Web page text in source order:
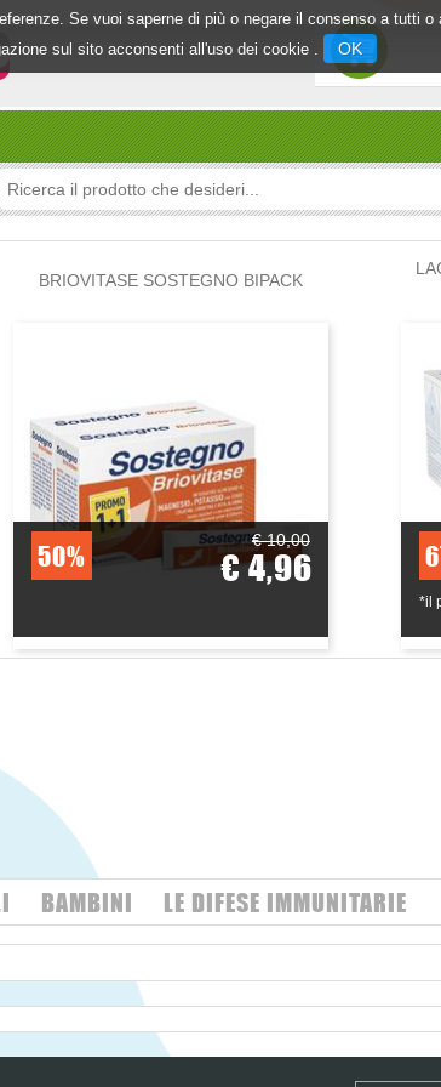
Se vuoi saperne di più o negare il consenso a tutti o
sul sito acconsenti all'uso dei cookie .
OK
BRIOVITASE SOSTEGNO BIPACK
50% € 10,00
€ 4,96
*il
BAMBINI LE DIFESE IMMUNITARIE